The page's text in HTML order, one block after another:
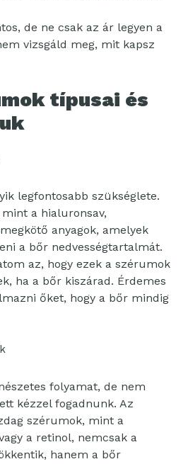
de ne csak az ár legyen a
vizsgáld meg, mit kapsz
típusai és
legfontosabb szükséglete.
a hialuronsav,
anyagok, amelyek
a bőr nedvességtartalmát.
az, hogy ezek a szérumok
ha a bőr kiszárad. Érdemes
őket, hogy a bőr mindig
folyamat, de nem
kézzel fogadnunk. Az
szérumok, mint a
a retinol, nemcsak a
hanem a bőr